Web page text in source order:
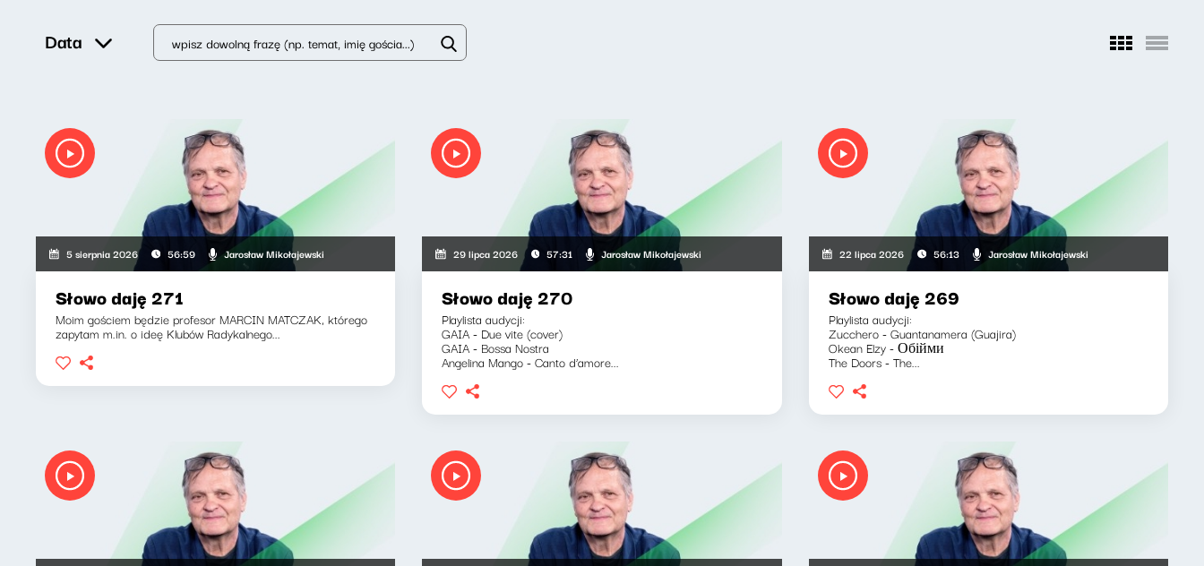
Data
5 sierpnia 2026 56:59 Jarosław Mikołajewski
Słowo daję 271
Moim gościem będzie profesor MARCIN MATCZAK, którego
zapytam m.in. o ideę Klubów Radykalnego...
29 lipca 2026 57:31 Jarosław Mikołajewski
Słowo daję 270
Playlista audycji:
GAIA - Due vite (cover)
GAIA - Bossa Nostra
Angelina Mango - Canto d’amore...
22 lipca 2026 56:13 Jarosław Mikołajewski
Słowo daję 269
Playlista audycji:
Zucchero - Guantanamera (Guajira)
Okean Elzy - Обійми
The Doors - The...